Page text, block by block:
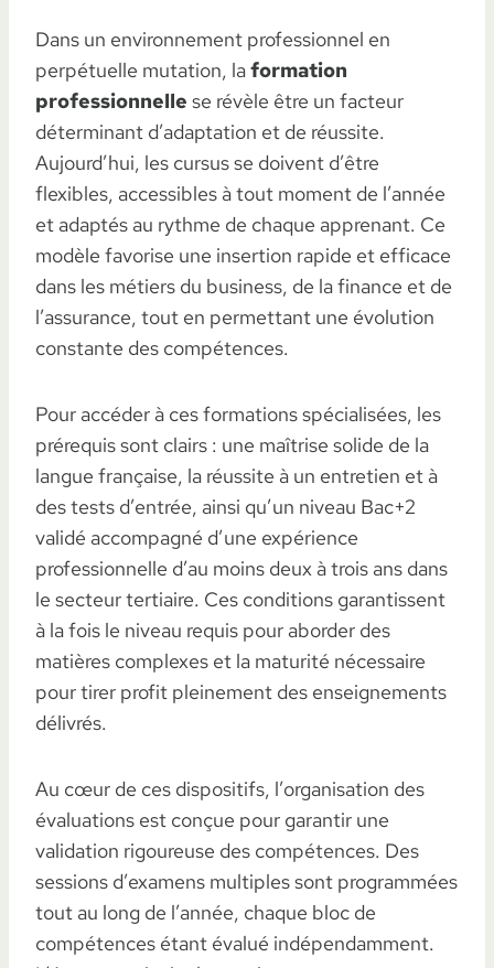
Dans un environnement professionnel en
perpétuelle mutation, laformation
professionnelle se révèle être un facteur
déterminant d’adaptation et de réussite.
Aujourd’hui, les cursus se doivent d’être
flexibles, accessibles à tout moment de l’année
et adaptés au rythme de chaque apprenant. Ce
modèle favorise une insertion rapide et efficace
dans les métiers du business, de la finance et de
l’assurance, tout en permettant une évolution
constante des compétences.
Pour accéder à ces formations spécialisées, les
prérequis sont clairs : une maîtrise solide de la
langue française, la réussite à un entretien et à
des tests d’entrée, ainsi qu’un niveau Bac+2
validé accompagné d’une expérience
professionnelle d’au moins deux à trois ans dans
le secteur tertiaire. Ces conditions garantissent
à la fois le niveau requis pour aborder des
matières complexes et la maturité nécessaire
pour tirer profit pleinement des enseignements
délivrés.
Au cœur de ces dispositifs, l’organisation des
évaluations est conçue pour garantir une
validation rigoureuse des compétences. Des
sessions d’examens multiples sont programmées
tout au long de l’année, chaque bloc de
compétences étant évalué indépendamment.